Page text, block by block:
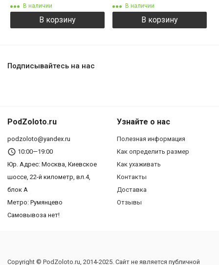
В наличии
В корзину
В наличии
В корзину
Подписывайтесь на нас
PodZoloto.ru
podzoloto@yandex.ru
10:00—19:00
Юр. Адреc: Москва, Киевское
шоссе, 22-й километр, вл.4,
блок А
Метро: Румянцево
Самовывоза нет!
Узнайте о нас
Полезная информация
Как определить размер
Как ухаживать
Контакты
Доставка
Отзывы
Copyright © PodZoloto.ru, 2014-2025. Сайт не является публичной